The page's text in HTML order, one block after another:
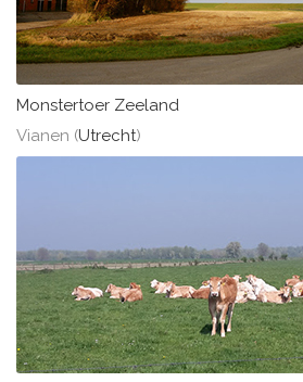
Monstertoer Zeeland
Vianen (Utrecht)